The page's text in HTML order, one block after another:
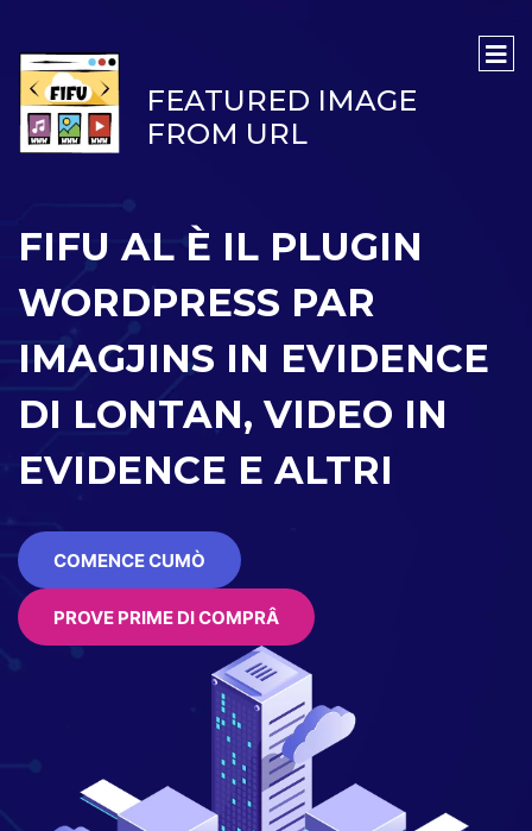
FEATURED IMAGE
FROM URL
FIFU AL È IL PLUGIN
WORDPRESS PAR
IMAGJINS IN EVIDENCE
DI LONTAN, VIDEO IN
EVIDENCE E ALTRI
COMENCE CUMÒ
PROVE PRIME DI COMPRÂ